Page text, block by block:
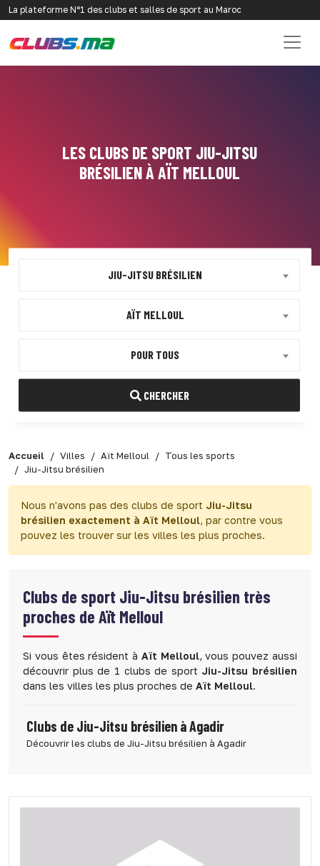
La plateforme N°1 des clubs et salles de sport au Maroc
LES CLUBS DE SPORT JIU-JITSU
BRÉSILIEN À AÏT MELLOUL
JIU-JITSU BRÉSILIEN
AÏT MELLOUL
POUR TOUS
CHERCHER
Accueil Villes Aït Melloul
Tous les sports
Jiu-Jitsu brésilien
Nous n'avons pas des clubs de sport Jiu-Jitsu
brésilien exactement à Aït Melloul, par contre vous
pouvez les trouver sur les villes les plus proches.
Clubs de sport Jiu-Jitsu brésilien très
proches de Aït Melloul
Si vous êtes résident à Aït Melloul, vous pouvez aussi
découvrir plus de 1 clubs de sport Jiu-Jitsu brésilien
dans les villes les plus proches de Aït Melloul.
Clubs de Jiu-Jitsu brésilien à Agadir
Découvrir les clubs de Jiu-Jitsu brésilien à Agadir